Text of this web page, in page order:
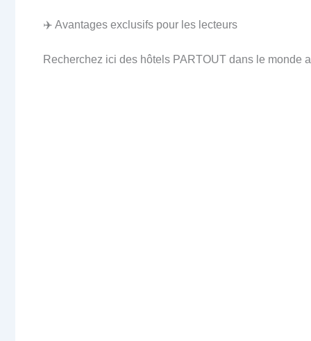
✈️ Avantages exclusifs pour les lecteurs
Recherchez ici des hôtels PARTOUT dans le monde